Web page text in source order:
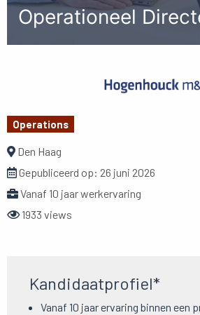
Operationeel
Operations
Den Haag
Gepubliceerd op: 26 juni 2026
Vanaf 10 jaar werkervaring
1933 views
Kandidaatprofiel*
Vanaf 10 jaar ervaring binnen een